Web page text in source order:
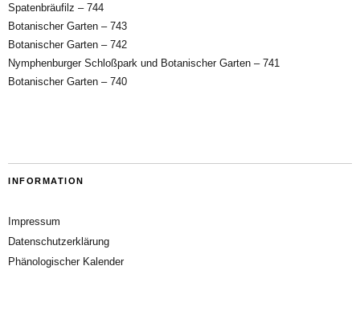
Spatenbräufilz – 744
Botanischer Garten – 743
Botanischer Garten – 742
Nymphenburger Schloßpark und Botanischer Garten – 741
Botanischer Garten – 740
INFORMATION
Impressum
Datenschutzerklärung
Phänologischer Kalender